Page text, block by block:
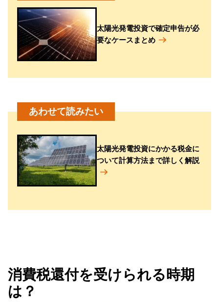
太陽光発電投資で確定申告が必
要なケースまとめ
太陽光発電投資にかかる税金に
ついて計算方法まで詳しく解説
消費税還付を受けられる時期
は？